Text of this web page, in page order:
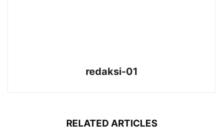
redaksi-01
RELATED ARTICLES